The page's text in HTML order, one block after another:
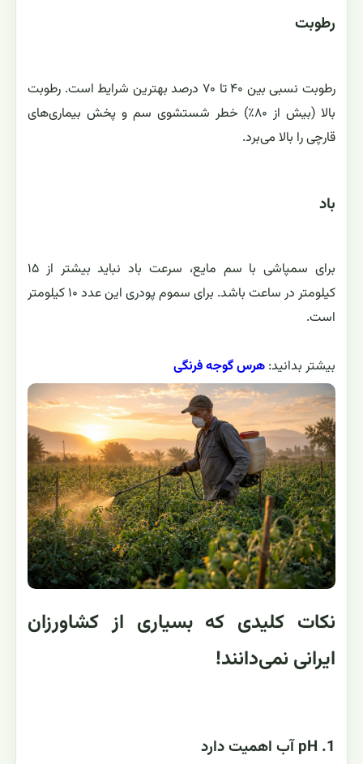
رطوبت
رطوبت نسبی بین ۴۰ تا ۷۰ درصد بهترین شرایط است. رطوبت
بالا (بیش از ۸۰٪) خطر شستشوی سم و پخش بیماری‌های
قارچی را بالا می‌برد.
باد
برای سمپاشی با سم مایع، سرعت باد نباید بیشتر از ۱۵
کیلومتر در ساعت باشد. برای سموم پودری این عدد ۱۰ کیلومتر
است.
بیشتر بدانید: هرس گوجه فرنگی
نکات کلیدی که بسیاری از کشاورزان
ایرانی نمی‌دانند!
1. pH آب اهمیت دارد